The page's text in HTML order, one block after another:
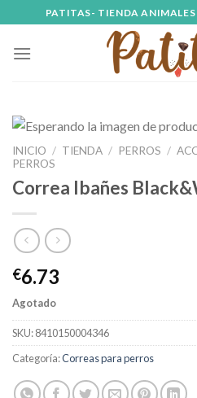
to
content
PATITAS- TIENDA
INICIO / TIENDA / PERROS /
PERROS
Correa Ibañes
€6.73
Agotado
SKU:8410150004346
Categoría:Correas para perros